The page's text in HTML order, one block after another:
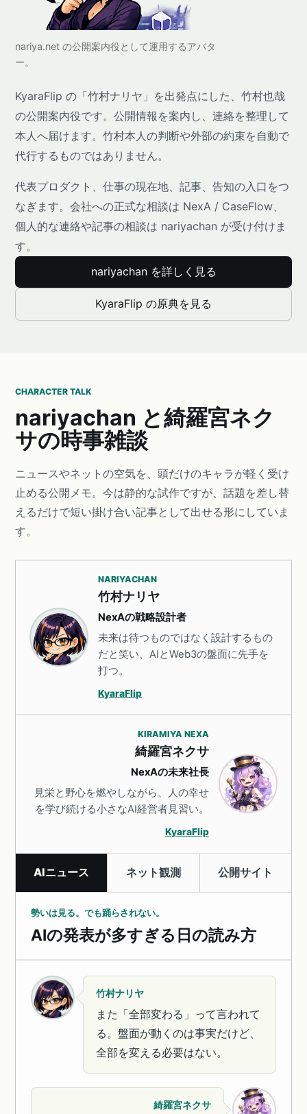
nariya.net の公開案内役として運用するアバタ
ー。
KyaraFlip の「竹村ナリヤ」を出発点にした、竹村也哉
の公開案内役です。公開情報を案内し、連絡を整理して
本人へ届けます。竹村本人の判断や外部の約束を自動で
代行するものではありません。
代表プロダクト、仕事の現在地、記事、告知の入口をつ
なぎます。会社への正式な相談は NexA / CaseFlow、
個人的な連絡や記事の相談は nariyachan が受け付けま
す。
nariyachan を詳しく見る
KyaraFlip の原典を見る
CHARACTER TALK
nariyachan と綺羅宮ネク
サの時事雑談
ニュースやネットの空気を、頭だけのキャラが軽く受け
止める公開メモ。今は静的な試作ですが、話題を差し替
えるだけで短い掛け合い記事として出せる形にしていま
す。
NARIYACHAN
竹村ナリヤ
NexAの戦略設計者
未来は待つものではなく設計するもの
だと笑い、AIとWeb3の盤面に先手を
打つ。
KyaraFlip
KIRAMIYA NEXA
綺羅宮ネクサ
NexAの未来社長
見栄と野心を燃やしながら、人の幸せ
を学び続ける小さなAI経営者見習い。
KyaraFlip
AIニュース ネット観測 公開サイト
勢いは見る。でも踊らされない。
AIの発表が多すぎる日の読み方
竹村ナリヤ
また「全部変わる」って言われて
る。盤面が動くのは事実だけど、
全部を変える必要はない。
綺羅宮ネクサ